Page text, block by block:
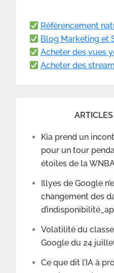
Référencement
Blog Marketing et
Acheter des vues
Acheter des
Kia prend un
pour un tour
étoiles de la
Illyes de Google
changement des
Volatilité du
Google du 24
Ce que dit l’IA à